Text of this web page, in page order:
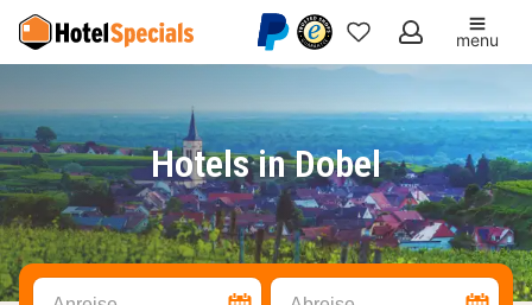
Meine
menu
Hotels in Dobel